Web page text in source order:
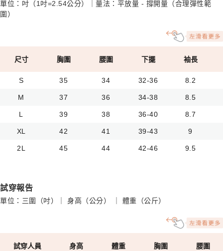
單位：吋（1吋=2.54公分）｜量法：平放量 - 撐開量（合理彈性範
圍）
尺寸 胸圍 腰圍 下擺 袖長
S 35 34 32-36 8.2
M 37 36 34-38 8.5
L 39 38 36-40 8.7
XL 42 41 39-43 9
2L 45 44 42-46 9.5
試穿報告
單位：三圍（吋）｜ 身高（公分） ｜ 體重（公斤）
試穿人員 身高 體重 胸圍 腰圍